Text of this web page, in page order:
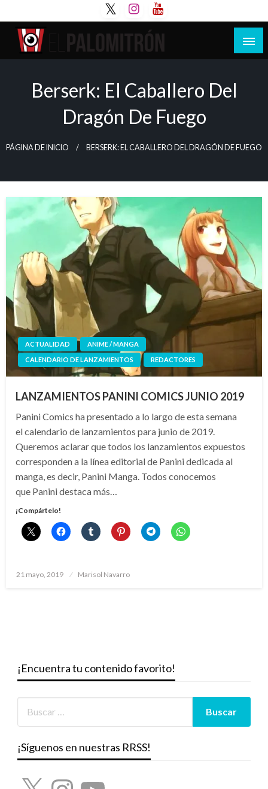
al
contenido
Tu espacio de la industria de cine española y
Berserk: El Caballero Del
Dragón De Fuego
PÁGINA DE INICIO BERSERK: EL CABALLERO DEL DRAGÓN DE FUEGO
ACTUALIDAD
ANIME / MANGA
CALENDARIO DE LANZAMIENTOS
REDACTORES
LANZAMIENTOS PANINI COMICS JUNIO 2019
Panini Comics ha presentado a lo largo de esta semana
el calendario de lanzamientos para junio de 2019.
Queremos aclarar que todos los lanzamientos expuestos
corresponden a la línea editorial de Panini dedicada al
manga, es decir, Panini Manga. Todos conocemos
que Panini destaca más…
¡Compártelo!
Publicado
21 mayo, 2019 Marisol Navarro
¡Encuentra tu contenido favorito!
¡Síguenos en nuestras RRSS!
X InstagramYouTube